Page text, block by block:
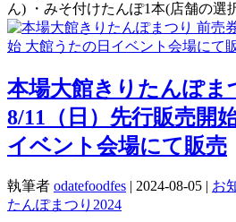
ん) ・みそ付けたんぽ1本(店舗の選
本場大館きりたんぽま
8/11（日）先行販売開
イベント会場にて販売
執筆者 odatefoodfes | 2024-08-05 | お
たんぽまつり2024